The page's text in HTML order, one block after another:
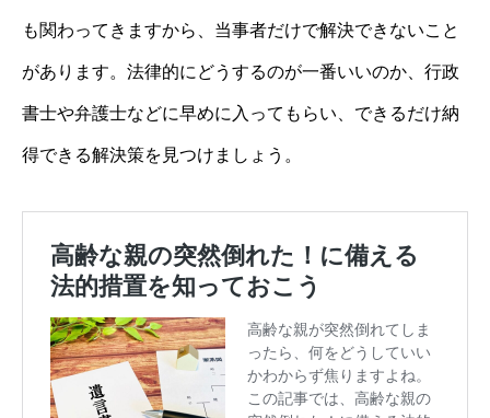
も関わってきますから、当事者だけで解決できないこと
があります。法律的にどうするのが一番いいのか、行政
書士や弁護士などに早めに入ってもらい、できるだけ納
得できる解決策を見つけましょう。